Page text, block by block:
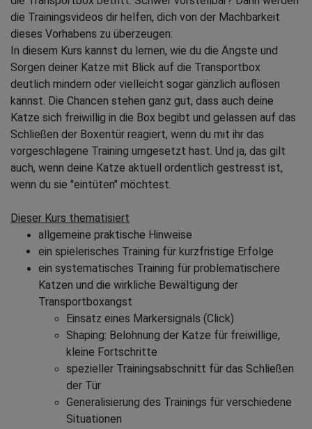
die Trainingsvideos dir helfen, dich von der Machbarkeit
dieses Vorhabens zu überzeugen:
In diesem Kurs kannst du lernen, wie du die Ängste und
Sorgen deiner Katze mit Blick auf die Transportbox
deutlich mindern oder vielleicht sogar gänzlich auflösen
kannst. Die Chancen stehen ganz gut, dass auch deine
Katze sich freiwillig in die Box begibt und gelassen auf das
Schließen der Boxentür reagiert, wenn du mit ihr das
vorgeschlagene Training umgesetzt hast. Und ja, das gilt
auch, wenn deine Katze aktuell ordentlich gestresst ist,
wenn du sie "eintüten" möchtest.
Dieser Kurs thematisiert
allgemeine praktische Hinweise
ein spielerisches Training für kurzfristige Erfolge
ein systematisches Training für problematischere
Katzen und die wirkliche Bewältigung der
Transportboxangst
Einsatz eines Markersignals (Click)
Shaping: Belohnung der Katze für freiwillige,
kleine Fortschritte
spezieller Trainingsabschnitt für das Schließen
der Tür
Generalisierung des Trainings für verschiedene
Situationen